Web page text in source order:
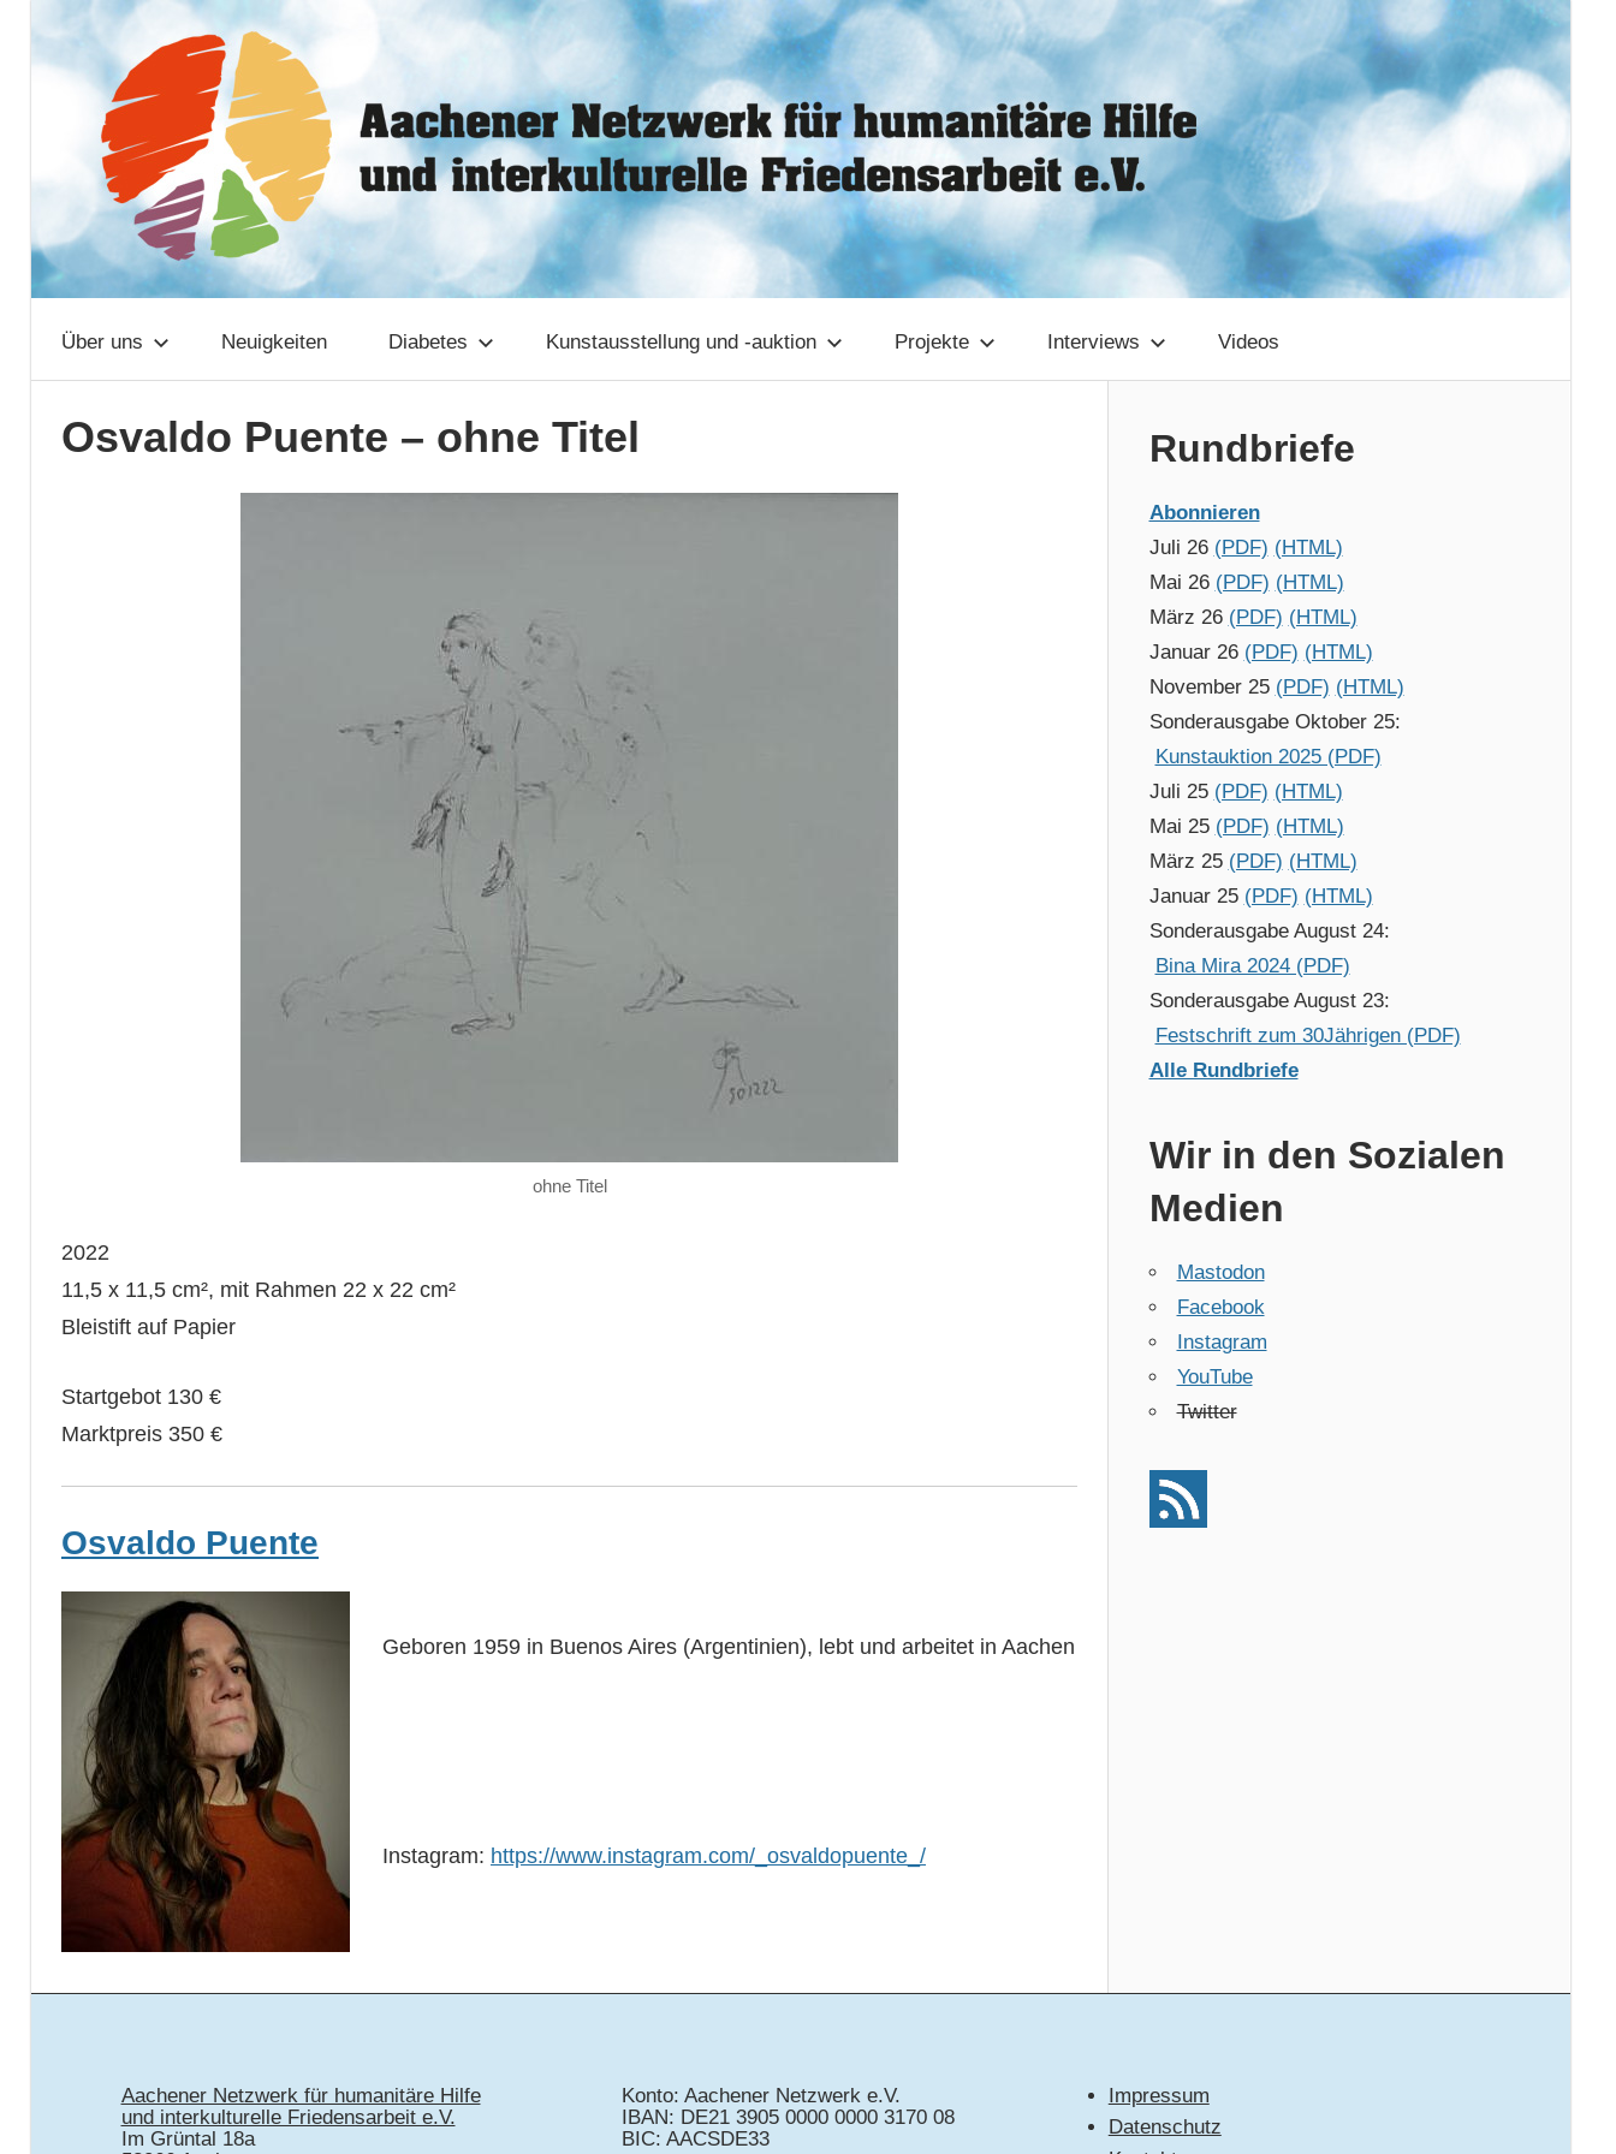
springen
Aachener
Netzwerk
Über uns Neuigkeiten Diabetes Kunstausstellung und -auktion Projekte Interviews Videos
Osvaldo Puente – ohne Titel
ohne Titel
2022
11,5 x 11,5 cm², mit Rahmen 22 x 22 cm²
Bleistift auf Papier
Startgebot 130 €
Marktpreis 350 €
Osvaldo Puente
Geboren 1959 in Buenos Aires (Argentinien), lebt und arbeitet in Aachen
Instagram: https://www.instagram.com/_osvaldopuente_/
Rundbriefe
Abonnieren
Juli 26 (PDF) (HTML)
Mai 26 (PDF) (HTML)
März 26 (PDF) (HTML)
Januar 26 (PDF) (HTML)
November 25 (PDF) (HTML)
Sonderausgabe Oktober 25:
Kunstauktion 2025 (PDF)
Juli 25 (PDF) (HTML)
Mai 25 (PDF) (HTML)
März 25 (PDF) (HTML)
Januar 25 (PDF) (HTML)
Sonderausgabe August 24:
Bina Mira 2024 (PDF)
Sonderausgabe August 23:
Festschrift zum 30Jährigen (PDF)
Alle Rundbriefe
Wir in den Sozialen
Medien
Mastodon
Facebook
Instagram
YouTube
Twitter
Aachener Netzwerk für humanitäre Hilfe
und interkulturelle Friedensarbeit e.V.
Im Grüntal 18a
Konto: Aachener Netzwerk e.V.
IBAN: DE21 3905 0000 0000 3170 08
BIC: AACSDE33
Impressum
Datenschutz